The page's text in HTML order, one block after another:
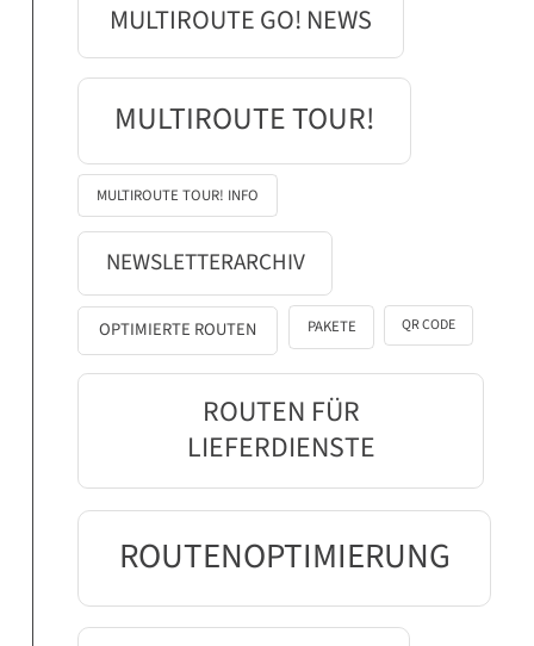
MULTIROUTE GO! NEWS
MULTIROUTE TOUR!
MULTIROUTE TOUR! INFO
NEWSLETTERARCHIV
OPTIMIERTE ROUTEN PAKETE QR CODE
ROUTEN FÜR
LIEFERDIENSTE
ROUTENOPTIMIERUNG